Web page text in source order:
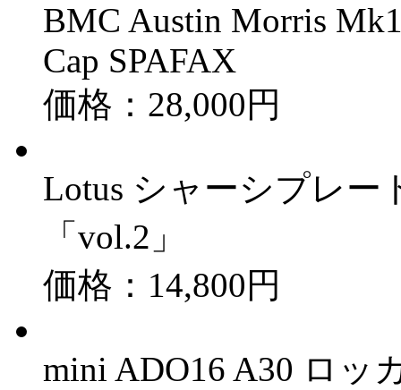
BMC Austin Morris
Cap SPAFAX
価格：28,000円
Lotus シャーシプレー
「vol.2」
価格：14,800円
mini ADO16 A30 ロッ